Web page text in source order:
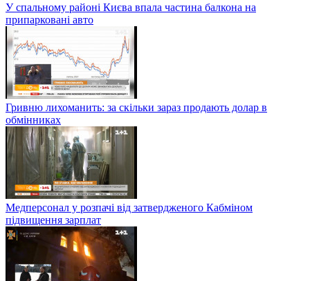
У спальному районі Києва впала частина балкона на
припарковані авто
Гривню лихоманить: за скільки зараз продають долар в
обмінниках
Медперсонал у розпачі від затвердженого Кабміном
підвищення зарплат